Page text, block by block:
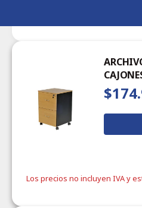
Los precios no incluyen IVA y